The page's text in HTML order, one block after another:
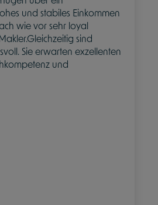
und stabiles Einkommen
wie vor sehr loyal
sind
Sie erwarten exzellenten
und